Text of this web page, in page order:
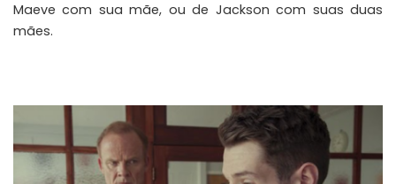
Maeve com sua mãe, ou de Jackson com suas duas
mães.